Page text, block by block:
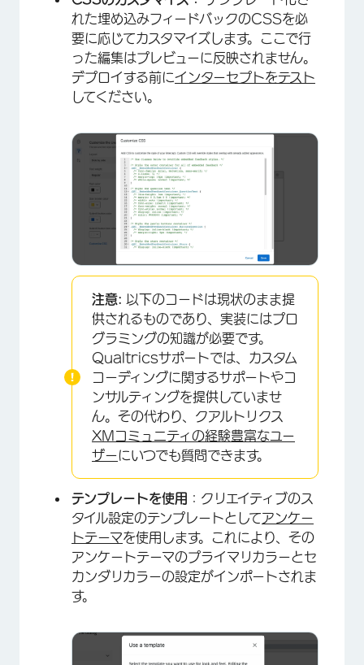
×
れた埋め込みフィードバックのCSSを必
要に応じてカスタマイズします。ここで行
った編集はプレビューに反映されません。
デプロイする前にインターセプトをテスト
してください。
注意: 以下のコードは現状のまま提
供されるものであり、実装にはプロ
グラミングの知識が必要です。
Qualtricsサポートでは、カスタム
コーディングに関するサポートやコ
ンサルティングを提供していませ
ん。その代わり、クアルトリクス
XMコミュニティの経験豊富なユー
ザーにいつでも質問できます。
テンプレートを使用 ：クリエイティブのス
タイル設定のテンプレートとしてアンケー
トテーマを使用します。これにより、その
アンケートテーマのプライマリカラーとセ
カンダリカラーの設定がインポートされま
す。